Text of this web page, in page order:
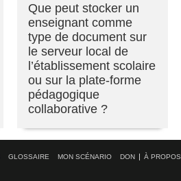
Que peut stocker un
enseignant comme
type de document sur
le serveur local de
l’établissement scolaire
ou sur la plate-forme
pédagogique
collaborative ?
GLOSSAIRE MON SCÉNARIO DON À PROPOS